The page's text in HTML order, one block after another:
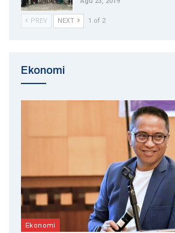
PREV NEXT 1 of 2
Ekonomi
Ekonomi